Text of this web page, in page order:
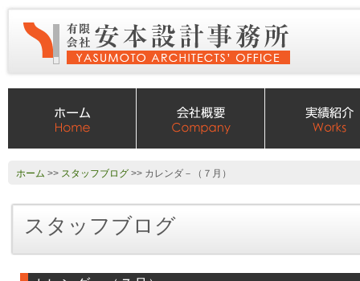
ホーム >> スタッフブログ >> カレンダ－（７月）
スタッフブログ